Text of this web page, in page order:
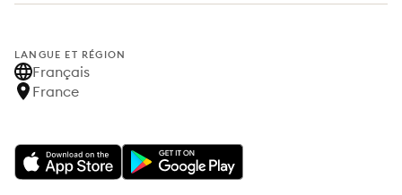
LANGUE ET RÉGION
Français
France